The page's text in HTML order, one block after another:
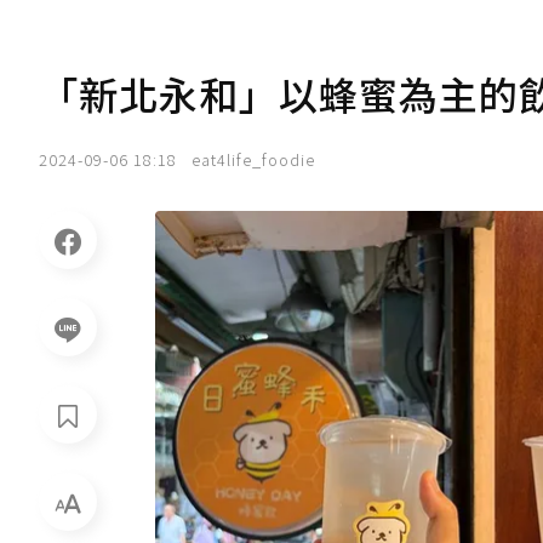
「新北永和」以蜂蜜為主的
2024-09-06 18:18 eat4life_foodie